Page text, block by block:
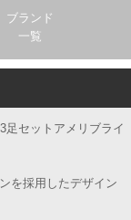
ブランド
一覧
足セットアメリブライ
を採用したデザイン